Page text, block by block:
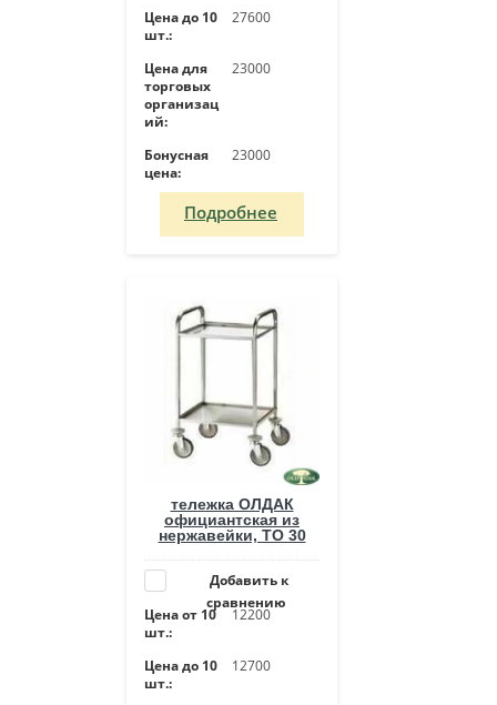
Цена до 10
шт.:
27600
Цена для
торговых
организац
ий:
23000
Бонусная
цена:
23000
Подробнее
тележка ОЛДАК
официантская из
нержавейки, ТО 30
Добавить к
сравнению
Цена от 10
шт.:
12200
Цена до 10
шт.:
12700